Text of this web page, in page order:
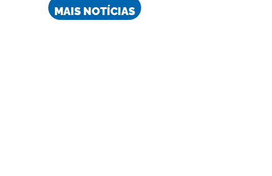
MAIS NOTÍCIAS